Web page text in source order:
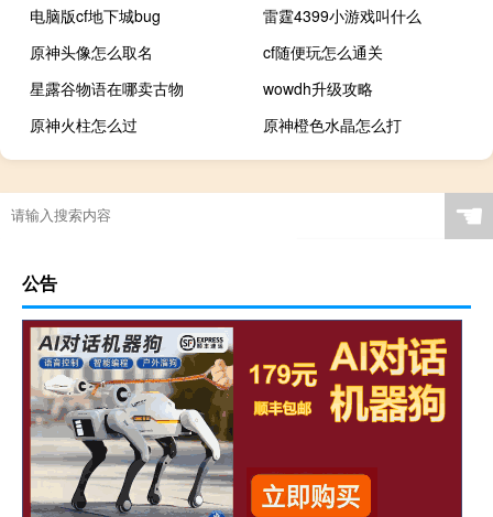
电脑版cf地下城bug
雷霆4399小游戏叫什么
原神头像怎么取名
cf随便玩怎么通关
星露谷物语在哪卖古物
wowdh升级攻略
原神火柱怎么过
原神橙色水晶怎么打
☚
公告